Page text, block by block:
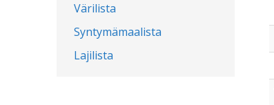
Värilista
Syntymämaalista
Lajilista